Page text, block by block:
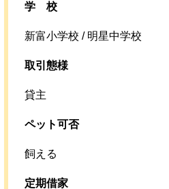
学校
新富小学校 / 明星中学校
取引態様
貸主
ペット可否
飼える
定期借家